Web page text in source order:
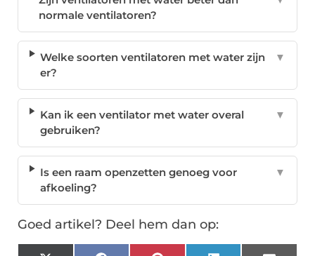
normale ventilatoren?
Welke soorten ventilatoren met water zijn
er?
▼
Kan ik een ventilator met water overal
gebruiken?
▼
Is een raam openzetten genoeg voor
afkoeling?
▼
Goed artikel? Deel hem dan op: